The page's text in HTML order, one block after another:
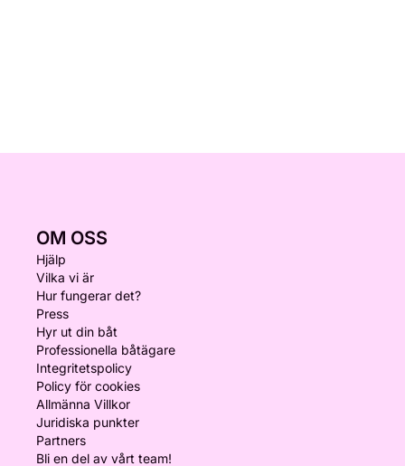
OM OSS
Hjälp
Vilka vi är
Hur fungerar det?
Press
Hyr ut din båt
Professionella båtägare
Integritetspolicy
Policy för cookies
Allmänna Villkor
Juridiska punkter
Partners
Bli en del av vårt team!